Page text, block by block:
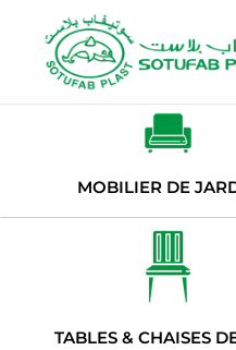
MOBILIER DE
TABLES & CHAISES